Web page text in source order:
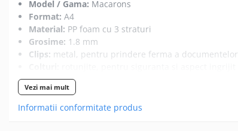
Ventilatoare USB
Accesorii monitoare
Suporturi monitoare
Accesorii smartphone
Accesorii SIM
Adaptoare smartphone
Cabluri iPhone
Model / Gama: Macarons
Format: A4
Material: PP foam cu 3 straturi
Grosime: 1.8 mm
Clips: metal, pentru prindere ferma a documentelor
Suprafata:neteda, pentru confort sporit la scriere
Culori disponibile:
SKU:TCLC-DLEF313
Vezi mai mult
Informatii conformitate produs